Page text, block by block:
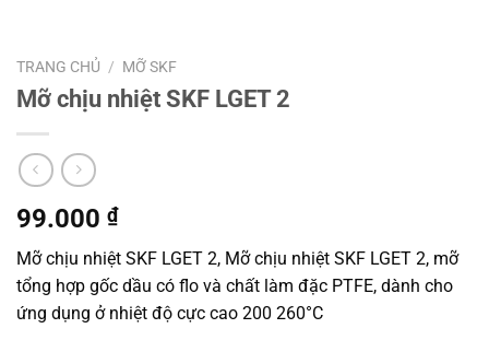
TRANG CHỦ / MỠ SKF
Mỡ chịu nhiệt SKF LGET 2
99.000 ₫
Mỡ chịu nhiệt SKF LGET 2, Mỡ chịu nhiệt SKF LGET 2, mỡ
tổng hợp gốc dầu có flo và chất làm đặc PTFE, dành cho
ứng dụng ở nhiệt độ cực cao 200 260°C